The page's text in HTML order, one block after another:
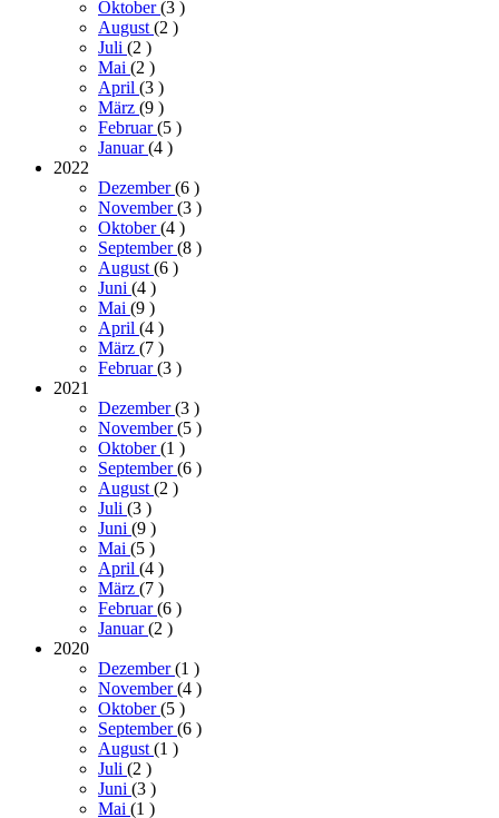
Oktober(3 )
August(2 )
Juli (2 )
Mai (2 )
April (3 )
März (9 )
Februar(5 )
Januar(4 )
2022
Dezember(6 )
November(3 )
Oktober(4 )
September(8 )
August(6 )
Juni (4 )
Mai (9 )
April (4 )
März (7 )
Februar(3 )
2021
Dezember(3 )
November(5 )
Oktober(1 )
September(6 )
August(2 )
Juli (3 )
Juni (9 )
Mai (5 )
April (4 )
März (7 )
Februar(6 )
Januar(2 )
2020
Dezember(1 )
November(4 )
Oktober(5 )
September(6 )
August(1 )
Juli (2 )
Juni (3 )
Mai (1 )